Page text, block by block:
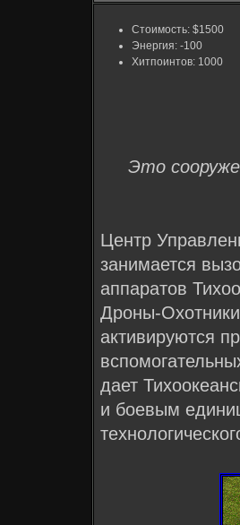
Стоимость: $1500
Энергия: -100
Хитпоинтов: 1000
Это
Центр
занимается
аппаратов
Дроны-
активируются
дает
и боевым